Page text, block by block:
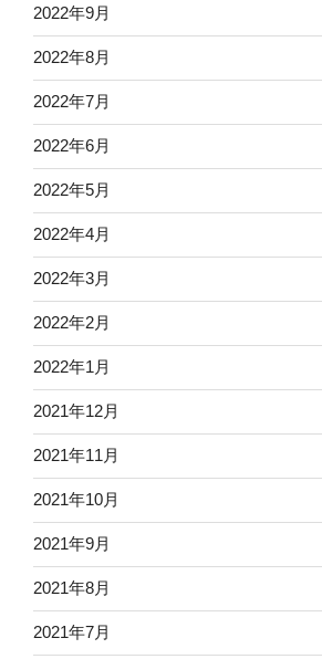
2022年9月
2022年8月
2022年7月
2022年6月
2022年5月
2022年4月
2022年3月
2022年2月
2022年1月
2021年12月
2021年11月
2021年10月
2021年9月
2021年8月
2021年7月